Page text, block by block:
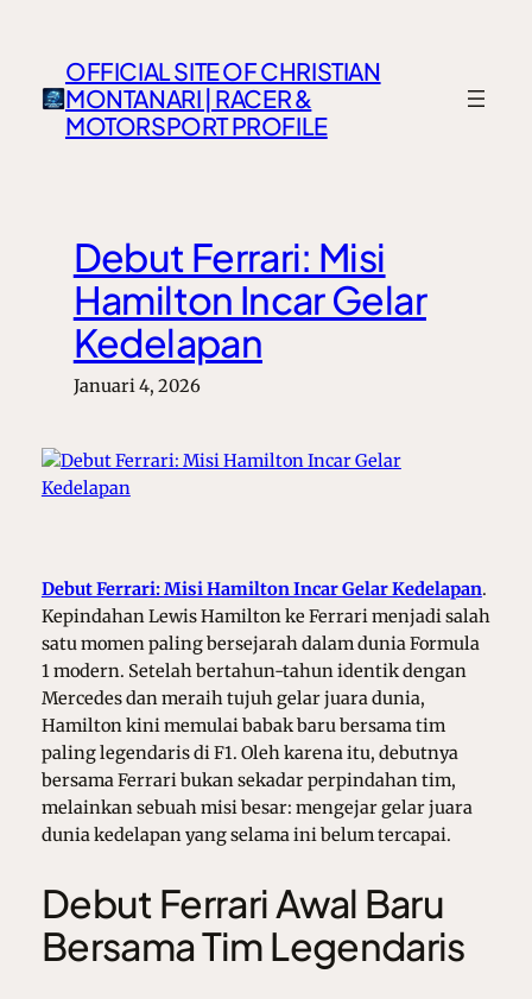
kontenOFFICIAL SITE OF CHRISTIAN
MONTANARI | RACER &
MOTORSPORT PROFILE
Debut Ferrari: Misi
Hamilton Incar Gelar
Kedelapan
Januari 4, 2026
Debut Ferrari: Misi Hamilton Incar Gelar Kedelapan.
Kepindahan Lewis Hamilton ke Ferrari menjadi salah
satu momen paling bersejarah dalam dunia Formula
1 modern. Setelah bertahun-tahun identik dengan
Mercedes dan meraih tujuh gelar juara dunia,
Hamilton kini memulai babak baru bersama tim
paling legendaris di F1. Oleh karena itu, debutnya
bersama Ferrari bukan sekadar perpindahan tim,
melainkan sebuah misi besar: mengejar gelar juara
dunia kedelapan yang selama ini belum tercapai.
Debut Ferrari Awal Baru
Bersama Tim Legendaris